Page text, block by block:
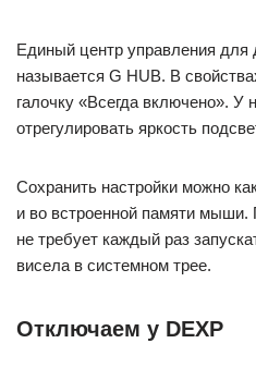
Единый центр управления для
называется G HUB. В
галочку «Всегда включено».
отрегулировать яркость
Сохранить настройки можно
и во встроенной памяти мыши.
не требует каждый раз
висела в системном трее.
Отключаем у DEXP